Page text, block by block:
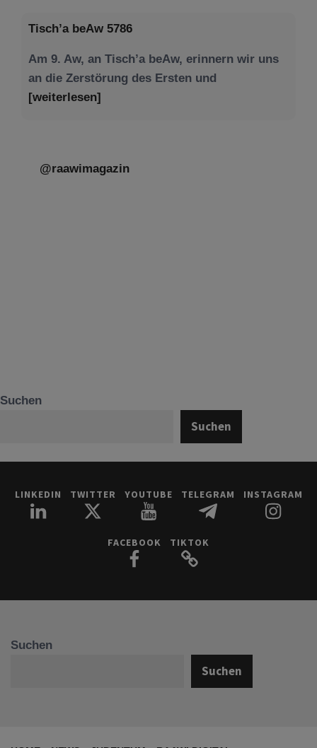
an die Zerstörung des Ersten und
[weiterlesen]
@raawimagazin
Suchen
Suchen
LINKEDIN TWITTER YOUTUBE TELEGRAM INSTAGRAM
FACEBOOK TIKTOK
Suchen
Suchen